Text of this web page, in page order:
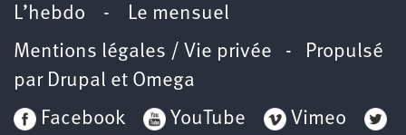
L’hebdo - Le mensuel
Mentions légales / Vie privée - Propulsé
par Drupal et Omega
Facebook
YouTube
Vimeo